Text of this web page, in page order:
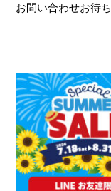
お問い合わせお待